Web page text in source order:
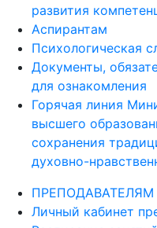
развития
Аспирантам
Психологическая
Документы,
для ознакомления
Горячая линия
высшего
сохранения
духовно-
ПРЕПОДАВАТЕЛЯМ
Личный кабинет